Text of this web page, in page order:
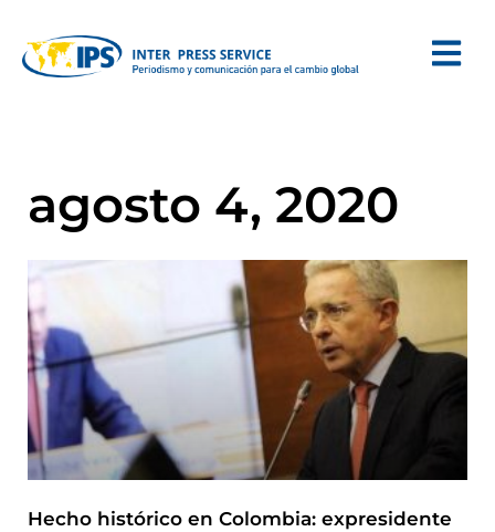
agosto 4, 2020
Hecho histórico en Colombia: expresidente